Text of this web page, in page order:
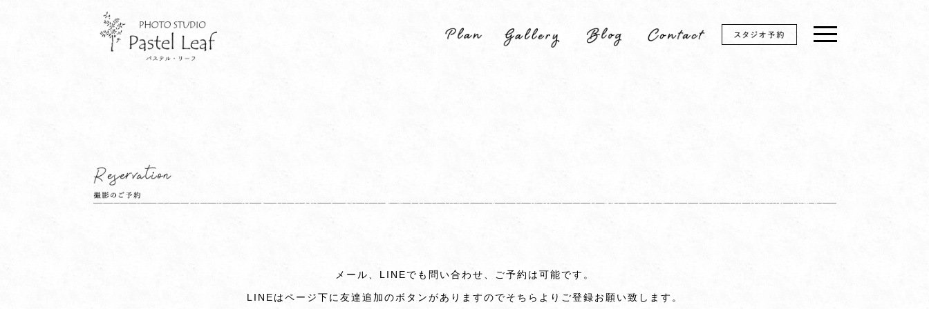
メール、LINEでも問い合わせ、ご予約は可能です。
LINEはページ下に友達追加のボタンがありますのでそちらよりご登録お願い致します。